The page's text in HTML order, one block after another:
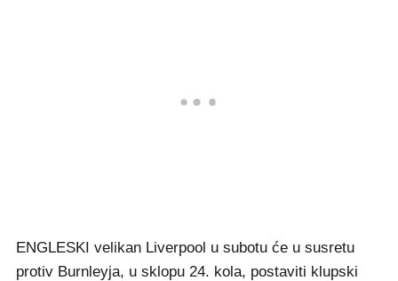
ENGLESKI velikan Liverpool u subotu će u susretu
protiv Burnleyja, u sklopu 24. kola, postaviti klupski